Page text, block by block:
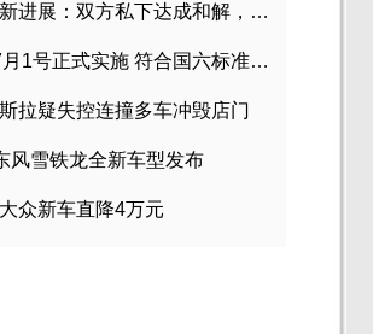
奔驰漏油事件最新进展：双方私下达成和解，工商已介入调查
“国六排放标准”7月1号正式实施 符合国六标准车型目录一览
拉疑失控连撞多车冲毁店门
风雪铁龙全新车型发布
众新车直降4万元